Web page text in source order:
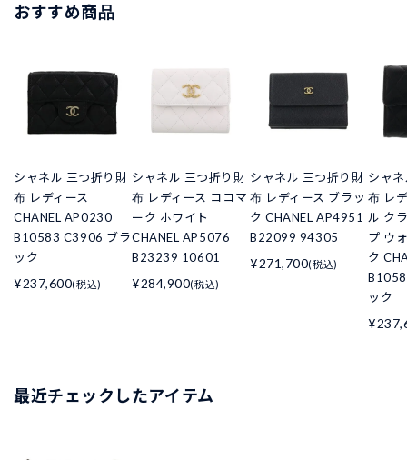
おすすめ商品
シャネル 三つ折り財
布 レディース
CHANEL AP0230
B10583 C3906 ブラ
ック
¥237,600(税込)
シャネル 三つ折り財
布 レディース ココマ
ーク ホワイト
CHANEL AP5076
B23239 10601
¥284,900(税込)
シャネル 三つ折り財
布 レディース ブラッ
ク CHANEL AP4951
B22099 94305
¥271,700(税込)
シャ
布 レ
ル ク
プ ウ
ク
ック
最近チェックしたアイテム